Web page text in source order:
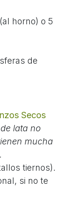
horno) o 5
de
Secos
lata no
mucha
tiernos).
si no te